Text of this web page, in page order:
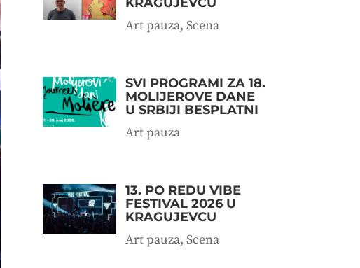
Art pauza, Scena
SVI PROGRAMI ZA 18.
MOLIJEROVE DANE
U SRBIJI BESPLATNI
Art pauza
13. PO REDU VIBE
FESTIVAL 2026 U
KRAGUJEVCU
Art pauza, Scena